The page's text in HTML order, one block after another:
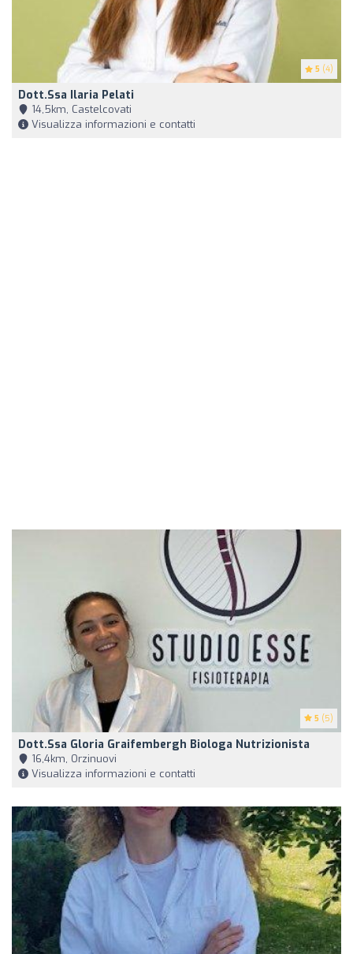
5 (4)
Dott.ssa Ilaria Pelati
14,5km, Castelcovati
Visualizza informazioni e contatti
5 (5)
Dott.ssa Gloria Graifembergh Biologa Nutrizionista
16,4km, Orzinuovi
Visualizza informazioni e contatti